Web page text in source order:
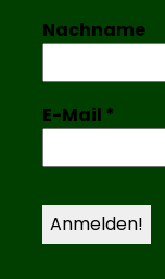
Nachname
E-Mail *